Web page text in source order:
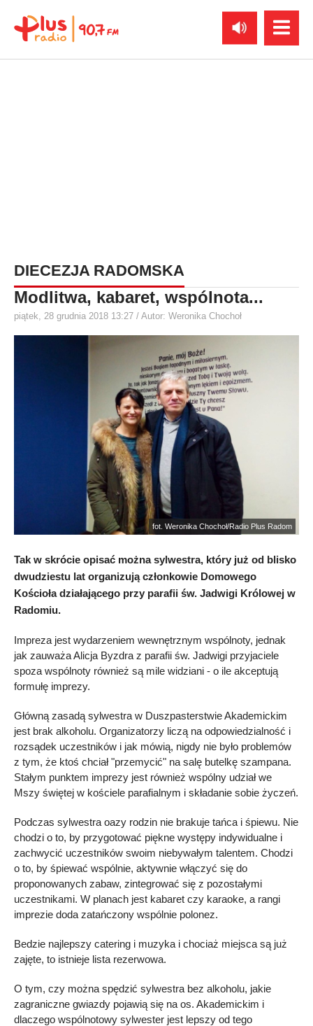
DIECEZJA RADOMSKA
Modlitwa, kabaret, wspólnota...
piątek, 28 grudnia 2018 13:27 / Autor: Weronika Chochoł
fot. Weronika Chochoł/Radio Plus Radom
Tak w skrócie opisać można sylwestra, który już od blisko
dwudziestu lat organizują członkowie Domowego
Kościoła działającego przy parafii św. Jadwigi Królowej w
Radomiu.
Impreza jest wydarzeniem wewnętrznym wspólnoty, jednak
jak zauważa Alicja Byzdra z parafii św. Jadwigi przyjaciele
spoza wspólnoty również są mile widziani - o ile akceptują
formułę imprezy.
Główną zasadą sylwestra w Duszpasterstwie Akademickim
jest brak alkoholu. Organizatorzy liczą na odpowiedzialność i
rozsądek uczestników i jak mówią, nigdy nie było problemów
z tym, że ktoś chciał "przemycić" na salę butelkę szampana.
Stałym punktem imprezy jest również wspólny udział we
Mszy świętej w kościele parafialnym i składanie sobie życzeń.
Podczas sylwestra oazy rodzin nie brakuje tańca i śpiewu. Nie
chodzi o to, by przygotować piękne występy indywidualne i
zachwycić uczestników swoim niebywałym talentem. Chodzi
o to, by śpiewać wspólnie, aktywnie włączyć się do
proponowanych zabaw, zintegrować się z pozostałymi
uczestnikami. W planach jest kabaret czy karaoke, a rangi
imprezie doda zatańczony wspólnie polonez.
Bedzie najlepszy catering i muzyka i chociaż miejsca są już
zajęte, to istnieje lista rezerwowa.
O tym, czy można spędzić sylwestra bez alkoholu, jakie
zagraniczne gwiazdy pojawią się na os. Akademickim i
dlaczego wspólnotowy sylwester jest lepszy od tego